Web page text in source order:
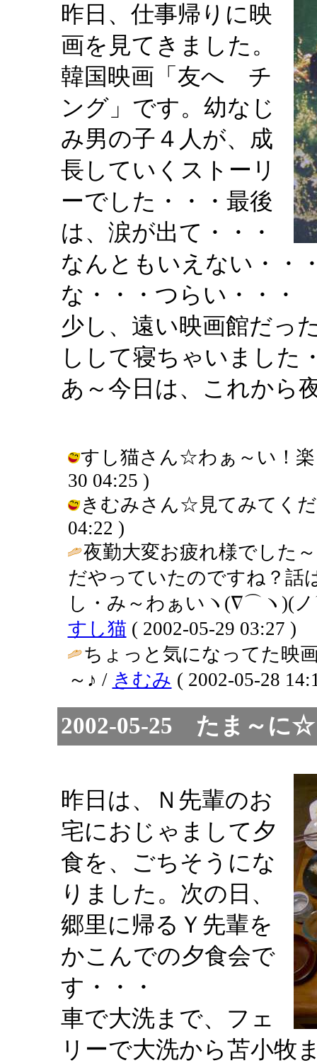
昨日、仕事帰りに映
画を見てきました。
韓国映画「友へ チ
ング」です。幼なじ
み男の子４人が、成
長していくストーリ
ーでした・・・最後
は、涙が出て・・・
なんともいえない・・
な・・・つらい・・・
少し、遠い映画館だっ
しして寝ちゃいました
あ～今日は、これから
すし猫さん☆わぁ～い！楽
30 04:25 )
きむみさん☆見てみてくだ
04:22 )
夜勤大変お疲れ様でした
だやっていたのですね？話
し・み～わぁいヽ(∇⌒ヽ)(
すし猫 ( 2002-05-29 03:27 )
ちょっと気になってた映
～♪ / きむみ ( 2002-05-28
2002-05-25 たま～に
昨日は、Ｎ先輩のお
宅におじゃまして夕
食を、ごちそうにな
りました。次の日、
郷里に帰るＹ先輩を
かこんでの夕食会で
す・・・
車で大洗まで、フェ
リーで大洗から苫小牧